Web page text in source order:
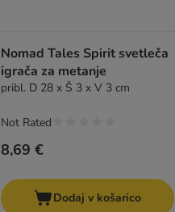
Nomad Tales Spirit svetleča
igrača za metanje
pribl. D 28 x Š 3 x V 3 cm
8,69 €
Not Rated
Dodaj v košarico